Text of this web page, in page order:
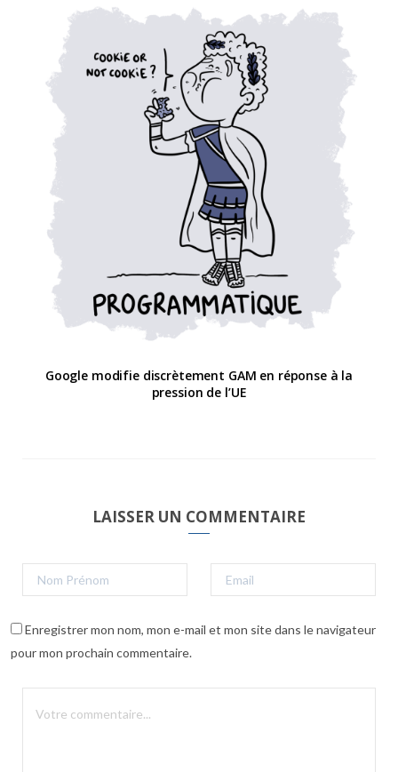
Google modifie discrètement GAM en réponse à la
pression de l’UE
LAISSER UN COMMENTAIRE
Enregistrer mon nom, mon e-mail et mon site dans le navigateur
pour mon prochain commentaire.